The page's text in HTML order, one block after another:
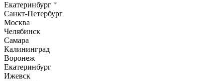
Екатеринбург
Санкт-Петербург
Москва
Челябинск
Самара
Калининград
Воронеж
Екатеринбург
Ижевск